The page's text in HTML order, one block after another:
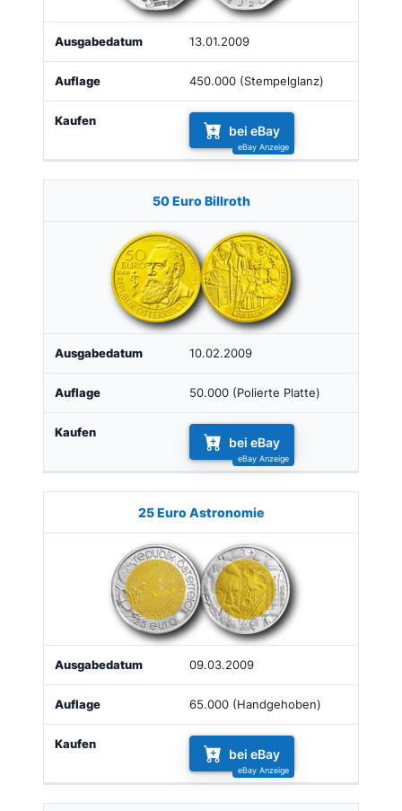
13.01.2009
450.000 (Stempelglanz)
bei eBay
50 Euro Billroth
10.02.2009
50.000 (Polierte Platte)
bei eBay
25 Euro Astronomie
09.03.2009
65.000 (Handgehoben)
bei eBay